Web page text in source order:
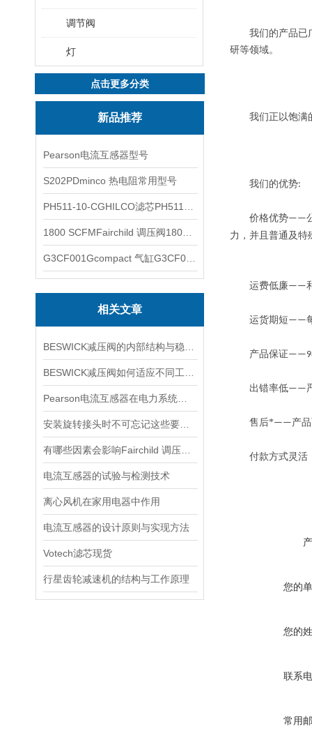
调节阀
灯
点击更多分类
新品推荐
Pearson电流互感器型号
S202PDminco 热电阻常用型号
相关文章
电流互感器的试验与检测技术
离心风机在家用电器中作用
电流互感器的设计原则与实现方法
Votech滤芯现货
行星齿轮减速机的结构与工作原理
我们的产品已广
研等领域。
我们正以饱满的
我们的优势:
价格优势——
力，并且普通及特
运费低廉——
运货期短——
产品保证
出错率低——
售后*——产
付款方式灵活
您的
您的
联系
常用